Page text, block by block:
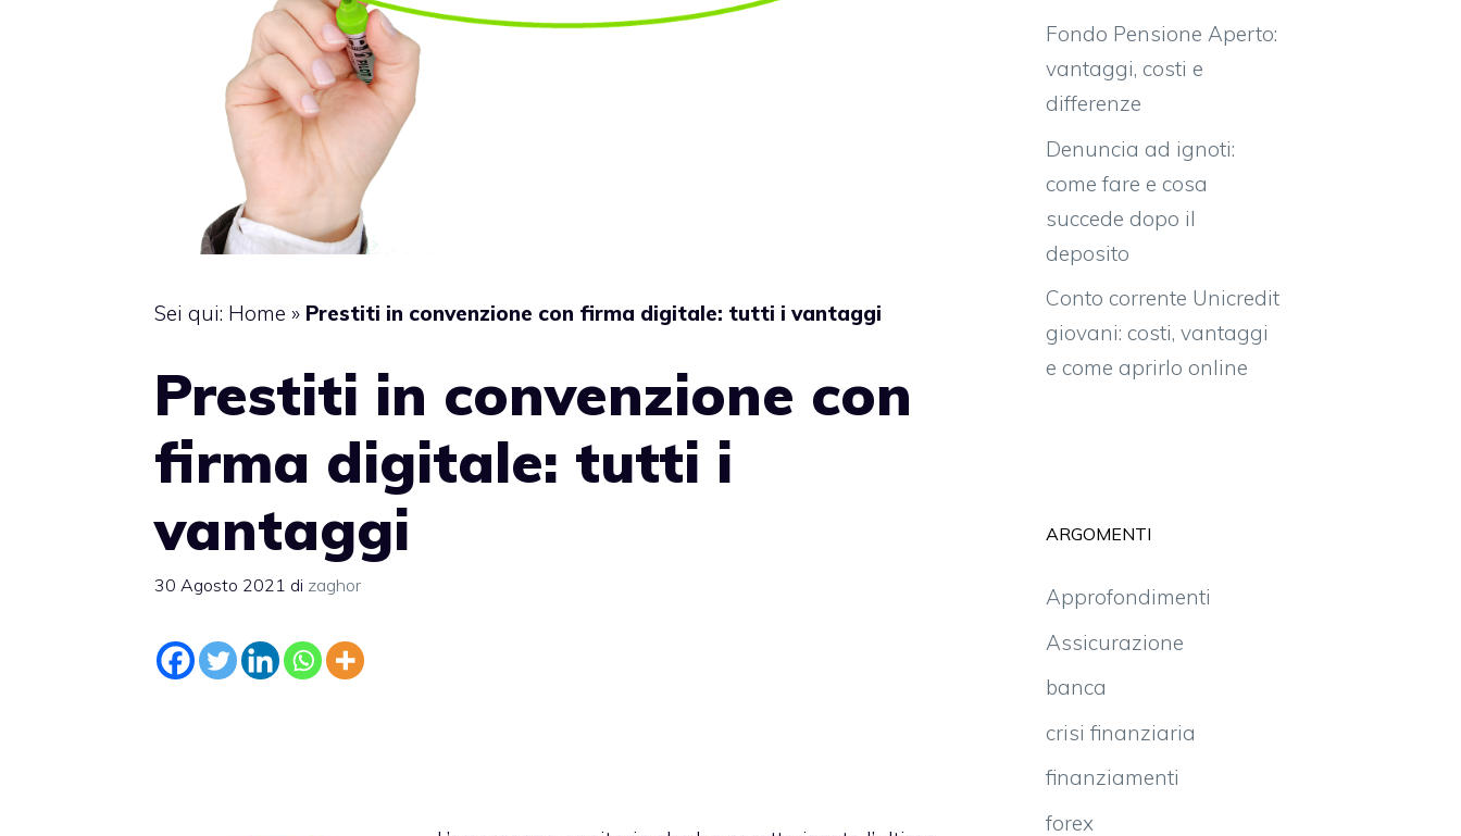
Sei qui: Home » Prestiti in convenzione con firma digitale: tutti i vantaggi
Prestiti in convenzione con
firma digitale: tutti i
vantaggi
30 Agosto 2021 di zaghor
Fondo Pensione Aperto:
vantaggi, costi e
differenze
Denuncia ad ignoti:
come fare e cosa
succede dopo il
deposito
Conto corrente Unicredit
giovani: costi, vantaggi
e come aprirlo online
ARGOMENTI
Approfondimenti
Assicurazione
banca
crisi finanziaria
finanziamenti
forex